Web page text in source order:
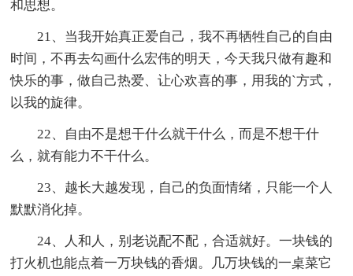
和思想。
21、当我开始真正爱自己，我不再牺牲自己的自由
时间，不再去勾画什么宏伟的明天，今天我只做有趣和
快乐的事，做自己热爱、让心欢喜的事，用我的`方式，
以我的旋律。
22、自由不是想干什么就干什么，而是不想干什
么，就有能力不干什么。
23、越长大越发现，自己的负面情绪，只能一个人
默默消化掉。
24、人和人，别老说配不配，合适就好。一块钱的
打火机也能点着一万块钱的香烟。几万块钱的一桌菜它